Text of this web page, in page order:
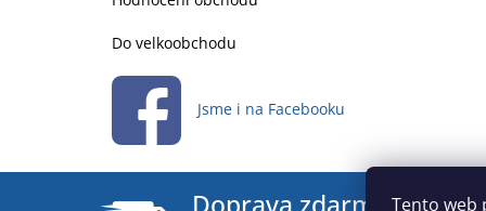
Tento web
Do velkoobchodu
Jsme i na Facebooku